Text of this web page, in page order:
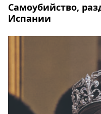
Самоубийство,
Испании